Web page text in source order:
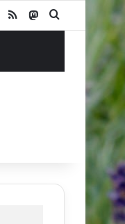
YouTube
RSS MastodonSuchen nach